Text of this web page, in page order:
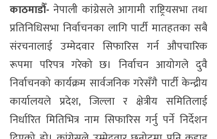
काठमाडौँ- नेपाली कांग्रेसले आगामी राष्ट्रियसभा तथा
प्रतिनिधिसभा निर्वाचनका लागि पार्टी मातहतका सबै
संरचनालाई उम्मेदवार सिफारिस गर्न औपचारिक
रूपमा परिपत्र गरेको छ। निर्वाचन आयोगले दुवै
निर्वाचनको कार्यक्रम सार्वजनिक गरेसँगै पार्टी केन्द्रीय
कार्यालयले प्रदेश, जिल्ला र क्षेत्रीय समितिलाई
निर्धारित मितिभित्र नाम सिफारिस गर्नु पर्ने निर्देशन